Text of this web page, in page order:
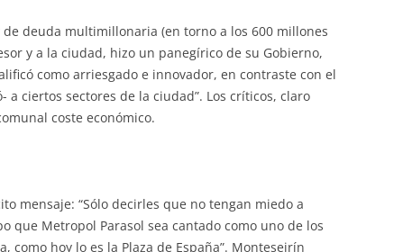
deuda multimillonaria (en torno a los 600 millones
y a la ciudad, hizo un panegírico de su Gobierno,
como arriesgado e innovador, en contraste con el
a ciertos sectores de la ciudad”. Los críticos, claro
coste económico.
mensaje: “Sólo decirles que no tengan miedo a
que Metropol Parasol sea cantado como uno de los
como hoy lo es la Plaza de España”. Monteseirín